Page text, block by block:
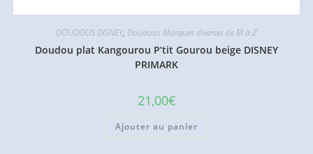
DOUDOUS DISNEY, Doudous Marques diverses de M à Z
Doudou plat Kangourou P’tit Gourou beige DISNEY
PRIMARK
21,00€
Ajouter au panier